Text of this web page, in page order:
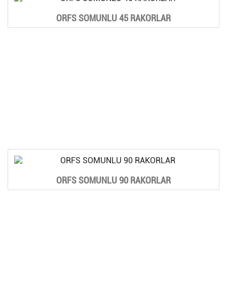
ORFS SOMUNLU 45 RAKORLAR
ORFS SOMUNLU 90 RAKORLAR